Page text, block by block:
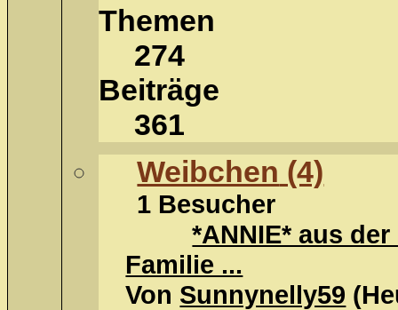
Themen
274
Beiträge
361
Weibchen (4)
1 Besucher
*ANNIE* aus
Familie ...
Von Sunnynelly59 (